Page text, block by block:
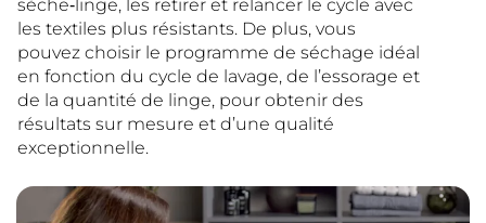
sèche‑linge, les retirer et relancer le cycle avec
les textiles plus résistants. De plus, vous
pouvez choisir le programme de séchage idéal
en fonction du cycle de lavage, de l’essorage et
de la quantité de linge, pour obtenir des
résultats sur mesure et d’une qualité
exceptionnelle.